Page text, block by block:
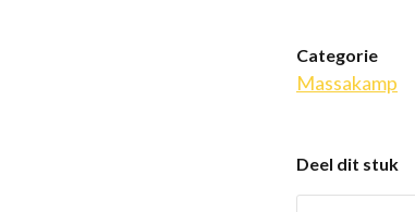
Categorie
Massakamp
Deel dit stuk